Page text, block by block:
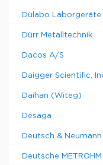
Dülabo Laborgeräte
Dürr Metalltechnik
Dacos A/S
Daigger Scientific,
Daihan (Witeg)
Desaga
Deutsch & Neumann
Deutsche METROHM